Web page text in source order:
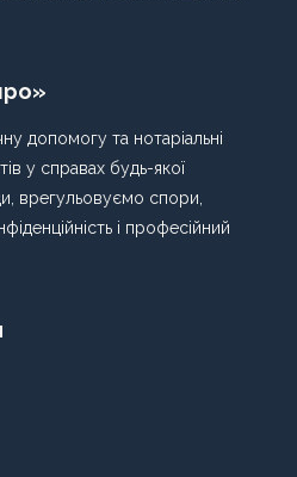
допомогу та нотаріальні
у справах будь-якої
врегульовуємо спори,
і професійний